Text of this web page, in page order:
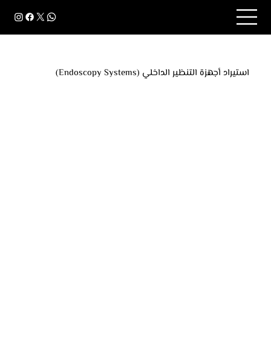
استيراد أجهزة التنظير الداخلي (Endoscopy Systems)